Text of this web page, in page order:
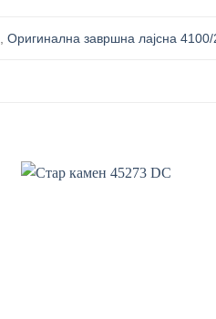
,Оригинална завршна лајсна